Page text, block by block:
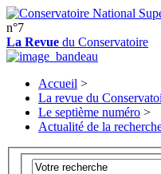
n°7
La Revue du Conservatoire
Accueil >
La revue du
Le septième numéro >
Actualité de la